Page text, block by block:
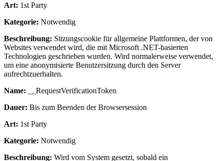
Art: 1st Party
Kategorie: Notwendig
Beschreibung: Sitzungscookie für allgemeine Plattformen, der von
Websites verwendet wird, die mit Microsoft .NET-basierten
Technologien geschrieben wurden. Wird normalerweise verwendet,
um eine anonymisierte Benutzersitzung durch den Server
aufrechtzuerhalten.
Name: __RequestVerificationToken
Dauer: Bis zum Beenden der Browsersession
Art: 1st Party
Kategorie: Notwendig
Beschreibung: Wird vom System gesetzt, sobald ein